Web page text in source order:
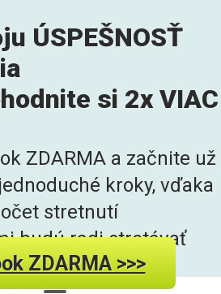
ÚSPEŠNOSŤ
si 2x VIAC
ZDARMA a začnite už
kroky, vďaka
stretnutí
budú radi stretávať
ZDARMA >>>